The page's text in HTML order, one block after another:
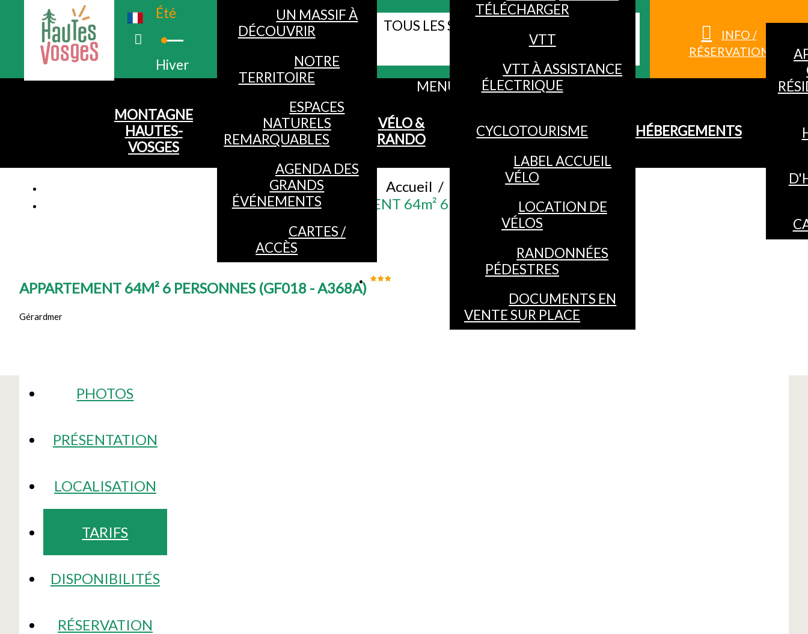
Été
Hiver
Webcams
TOUS LES SITES WEB DES HAUTES-
INFO /
RÉSERVATION
MENU
MONTAGNE
HAUTES-
VOSGES
UN MASSIF À
DÉCOUVRIR
NOTRE
TERRITOIRE
ESPACES
NATURELS
REMARQUABLES
AGENDA DES
GRANDS
ÉVÉNEMENTS
CARTES /
ACCÈS
VÉLO &
RANDO
TÉLÉCHARGER
VTT
VTT À ASSISTANCE
ÉLECTRIQUE
CYCLOTOURISME
LABEL ACCUEIL
VÉLO
LOCATION DE
VÉLOS
RANDONNÉES
PÉDESTRES
DOCUMENTS EN
VENTE SUR PLACE
HÉBERGEMENTS
Accueil /
APPARTEMENT 64m² 6 PERSONNES
APPARTEMENT 64M² 6 PERSONNES (GF018 - A368A)
Gérardmer
PHOTOS
PRÉSENTATION
LOCALISATION
TARIFS
DISPONIBILITÉS
RÉSERVATION